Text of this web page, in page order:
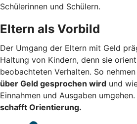
Schülerinnen und Schülern.
Eltern als Vorbild
Der Umgang der Eltern mit Geld
Haltung von Kindern, denn sie
beobachteten Verhalten. So
über Geld gesprochen wird und
Einnahmen und Ausgaben umgehen.
schafft Orientierung.